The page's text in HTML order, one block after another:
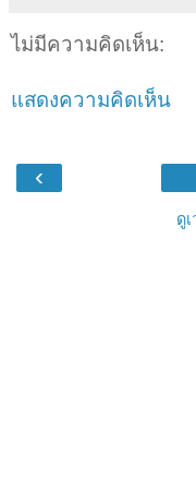
ไม่มีความคิดเห็น:
แสดงความคิดเห็น
‹
ดู